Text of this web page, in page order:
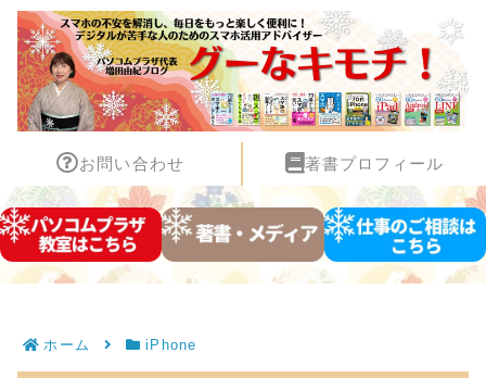
お問い合わせ 著書プロフィール
ホーム iPhone